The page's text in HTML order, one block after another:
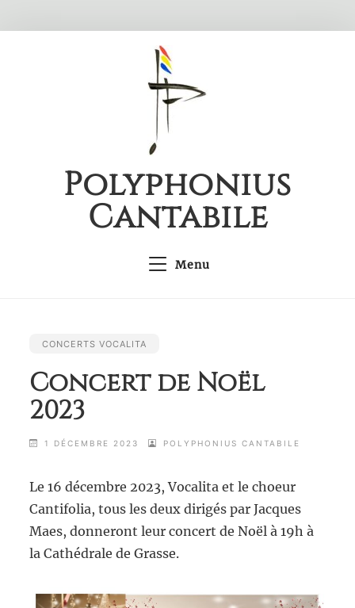
Polyphonius
Cantabile
Menu
CONCERTS VOCALITA
Concert de Noël
2023
1 DÉCEMBRE 2023 POLYPHONIUS CANTABILE
Le 16 décembre 2023, Vocalita et le choeur
Cantifolia, tous les deux dirigés par Jacques
Maes, donneront leur concert de Noël à 19h à
la Cathédrale de Grasse.